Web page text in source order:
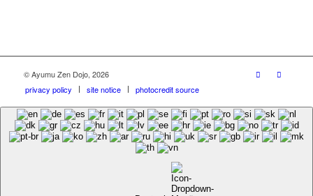
© Ayumu Zen Dojo, 2026
privacy policy
site notice photocredit source